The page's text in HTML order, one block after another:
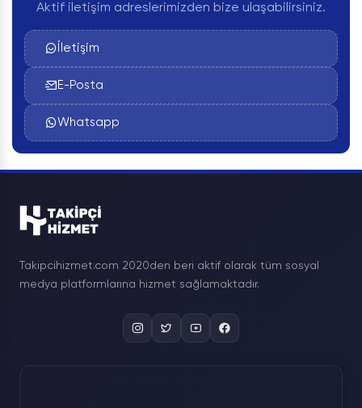
🔁
Retweet
Desteği
Şifresiz Hızlı İşlem
Aktif iletişim adreslerimizden bize ulaşabilirsiniz.
İletişim
E-Posta
Whatsapp
Takipcihizmet.com 2020den beri aktif olarak tüm sosyal
medya platformlarına hizmet sağlamaktadır.